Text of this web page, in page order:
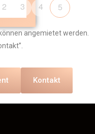
2 3 4 5
angemietet werden.
Kontakt